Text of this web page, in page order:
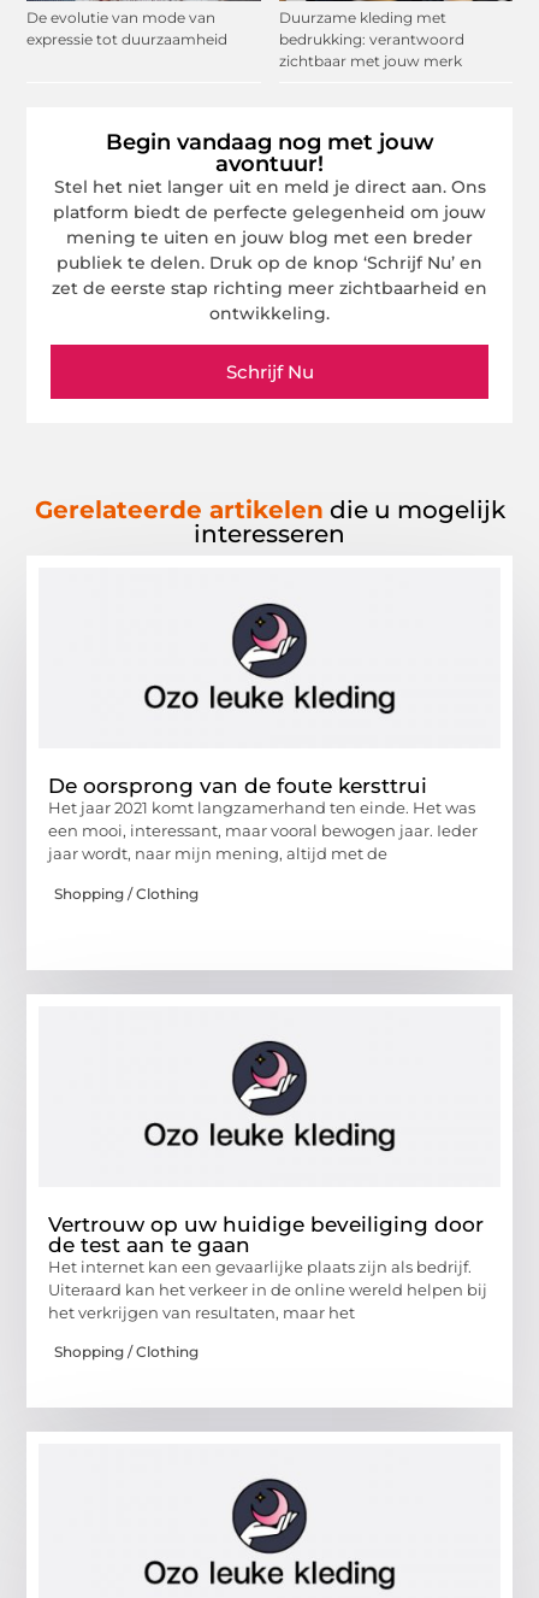
De evolutie van mode van
expressie tot duurzaamheid
Duurzame kleding met
bedrukking: verantwoord
zichtbaar met jouw merk
Begin vandaag nog met jouw
avontuur!
Stel het niet langer uit en meld je direct aan. Ons
platform biedt de perfecte gelegenheid om jouw
mening te uiten en jouw blog met een breder
publiek te delen. Druk op de knop ‘Schrijf Nu’ en
zet de eerste stap richting meer zichtbaarheid en
ontwikkeling.
Schrijf Nu
Gerelateerde artikelen die u mogelijk
interesseren
De oorsprong van de foute kersttrui
Het jaar 2021 komt langzamerhand ten einde. Het was
een mooi, interessant, maar vooral bewogen jaar. Ieder
jaar wordt, naar mijn mening, altijd met de
Shopping / Clothing
Vertrouw op uw huidige beveiliging door
de test aan te gaan
Het internet kan een gevaarlijke plaats zijn als bedrijf.
Uiteraard kan het verkeer in de online wereld helpen bij
het verkrijgen van resultaten, maar het
Shopping / Clothing